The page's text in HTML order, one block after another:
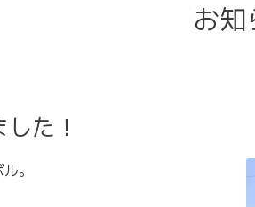
お知
た！
。